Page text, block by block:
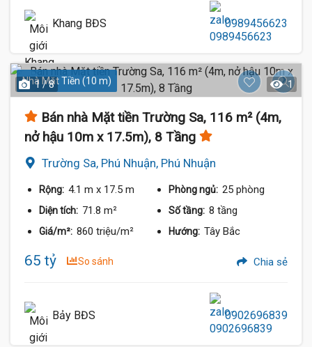
Khang BĐS 0989456623
Nhà Mặt Tiền (10 m)
1 / 8 1
Bán nhà Mặt tiền Trường Sa, 116 m² (4m,
nở hậu 10m x 17.5m), 8 Tầng
Trường Sa, Phú Nhuận, Phú Nhuận
Rộng: 4.1 m x 17.5 m Phòng ngủ: 25 phòng
Diện tích: 71.8 m² Số tầng: 8 tầng
Giá/m²: 860 triệu/m² Hướng: Tây Bắc
65 tỷ So sánh Chia sẻ
Bảy BĐS 0902696839